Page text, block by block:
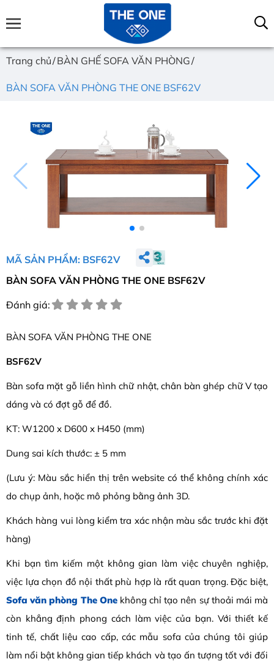
Trang chủ BÀN GHẾ SOFA VĂN PHÒNG
BÀN SOFA VĂN PHÒNG THE ONE BSF62V
MÃ SẢN PHẨM: BSF62V
BÀN SOFA VĂN PHÒNG THE ONE BSF62V
Đánh giá:
BÀN SOFA VĂN PHÒNG THE ONE
BSF62V
Bàn sofa mặt gỗ liền hình chữ nhật, chân bàn ghép chữ V tạo
dáng và có đợt gỗ để đồ.
KT: W1200 x D600 x H450 (mm)
Dung sai kích thước: ± 5 mm
(Lưu ý: Màu sắc hiển thị trên website có thể không chính xác
do chụp ảnh, hoặc mô phỏng bằng ảnh 3D.
Khách hàng vui lòng kiểm tra xác nhận màu sắc trước khi đặt
hàng)
Khi bạn tìm kiếm một không gian làm việc chuyên nghiệp,
việc lựa chọn đồ nội thất phù hợp là rất quan trọng. Đặc biệt,
Sofa văn phòng The Onekhông chỉ tạo nên sự thoải mái mà
còn khẳng định phong cách làm việc của bạn. Với thiết kế
tinh tế, chất liệu cao cấp, các mẫu sofa của chúng tôi giúp
làm nổi bật không gian tiếp khách và tạo ấn tượng tốt với đối